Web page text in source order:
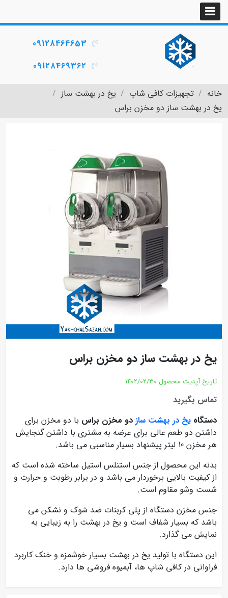
09128464653
09128469362
خانه تجهیزات کافی شاپ
یخ در بهشت ساز
یخ در بهشت ساز دو مخزن براس
یخ در بهشت ساز دو مخزن براس
تاریخ آپدیت محصول 1402/02/30
تماس بگیرید
دستگاه یخ در بهشت ساز دو مخزن براس با دو مخزن برای
داشتن دو طعم عالی برای عرضه به مشتری با داشتن گنجایش
هر مخزن 10 لیتر پیشنهاد بسیار مناسبی می باشد.
بدنه این محصول از جنس استنلس استیل ساخته شده است که
از کیفیت بالایی برخوردار می باشد و در برابر رطوبت و حرارت و
شست وشو مقاوم است.
جنس مخزن دستگاه از پلی کربنات ضد شوک و نشکن می
باشد که بسیار شفاف است و یخ در بهشت را به زیبایی به
نمایش می گذارد.
این دستگاه با تولید یخ در بهشت بسیار خوشمزه و خنک کاربرد
فراوانی در کافی شاپ ها، آبمیوه فروشی ها دارد.